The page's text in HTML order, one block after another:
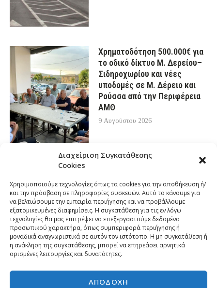
Διαχείριση Συγκατάθεσης
Cookies
Χρησιμοποιούμε τεχνολογίες όπως τα cookies για την αποθήκευση ή/
και την πρόσβαση σε πληροφορίες συσκευών. Αυτό το κάνουμε για
να βελτιώσουμε την εμπειρία περιήγησης και να προβάλλουμε
εξατομικευμένες διαφημίσεις. Η συγκατάθεση για τις εν λόγω
τεχνολογίες θα μας επιτρέψει να επεξεργαστούμε δεδομένα
προσωπικού χαρακτήρα, όπως συμπεριφορά περιήγησης ή
μοναδικά αναγνωριστικά σε αυτόν τον ιστότοπο. Η μη συγκατάθεση ή
η ανάκληση της συγκατάθεσης, μπορεί να επηρεάσει αρνητικά
ορισμένες λειτουργίες και δυνατότητες.
ΑΠΟΔΟΧΉ
Χρηματοδότηση 500.000€ για
το οδικό δίκτυο Μ. Δερείου–
Σιδηροχωρίου και νέες
υποδομές σε Μ. Δέρειο και
Ρούσσα από την Περιφέρεια
ΑΜΘ
9 Αυγούστου 2026